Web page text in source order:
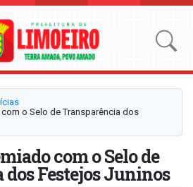
o Selo de Transparência dos
com o Selo de
Festejos Juninos